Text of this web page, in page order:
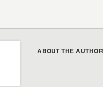
ABOUT THE AUTHOR